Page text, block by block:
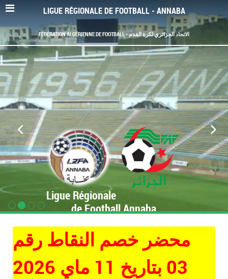
LIGUE RÉGIONALE DE FOOTBALL - ANNABA
FÉDÉRATION ALGÉRIENNE DE FOOTBALL - الاتحاد الجزائري لكرة القدم
Ligue Régionale
de Football Annaba
محضر خصم النقاط رقم
03 بتاريخ 11 ماي 2026